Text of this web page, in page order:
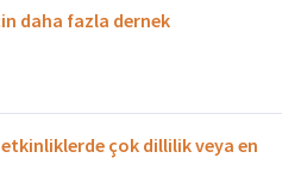
daha fazla dernek
etkinliklerde çok dillilik veya en